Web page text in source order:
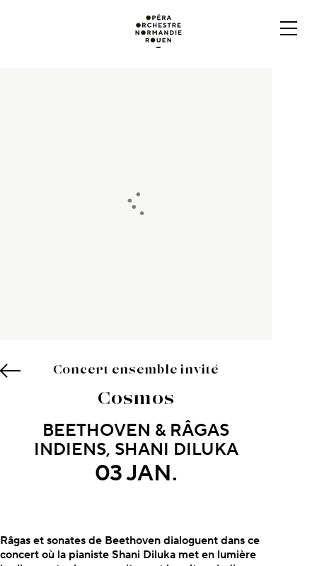
Concert ensemble invité
Cosmos
BEETHOVEN & RÂGAS
INDIENS, SHANI DILUKA
03 JAN.
À propos du concert
Râgas et sonates de Beethoven dialoguent dans ce
concert où la pianiste Shani Diluka met en lumière